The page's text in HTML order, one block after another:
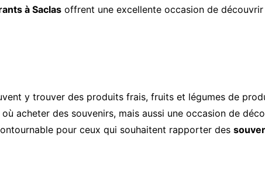
à Saclas offrent une excellente occasion de
y trouver des produits frais, fruits et légumes de
acheter des souvenirs, mais aussi une occasion de
pour ceux qui souhaitent rapporter des